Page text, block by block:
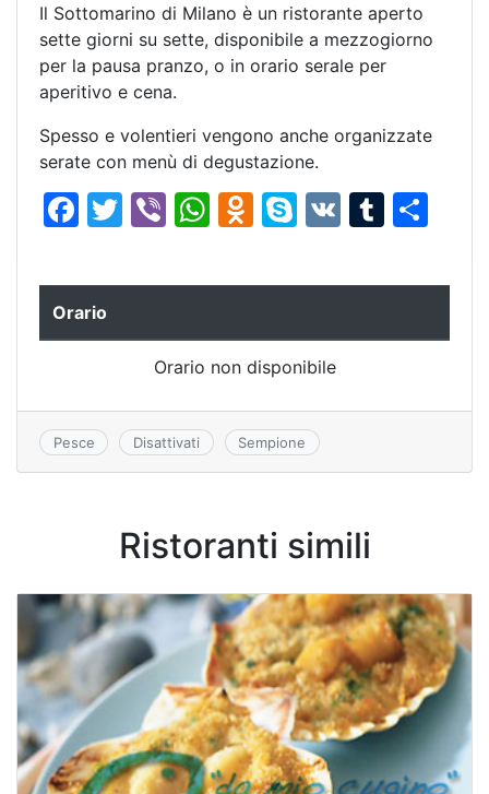
Il Sottomarino di Milano è un ristorante aperto
sette giorni su sette, disponibile a mezzogiorno
per la pausa pranzo, o in orario serale per
aperitivo e cena.
Spesso e volentieri vengono anche organizzate
serate con menù di degustazione.
F
c
e
b
o
k
T
itt
Vi
er
W
at
A
p
p
O
n
kl
a
s
s
ki
S
y
e
V
T
m
r
n
vi
Orario
Orario non disponibile
Pesce Disattivati Sempione
Ristoranti simili